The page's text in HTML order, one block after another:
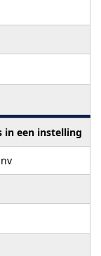
in een instelling